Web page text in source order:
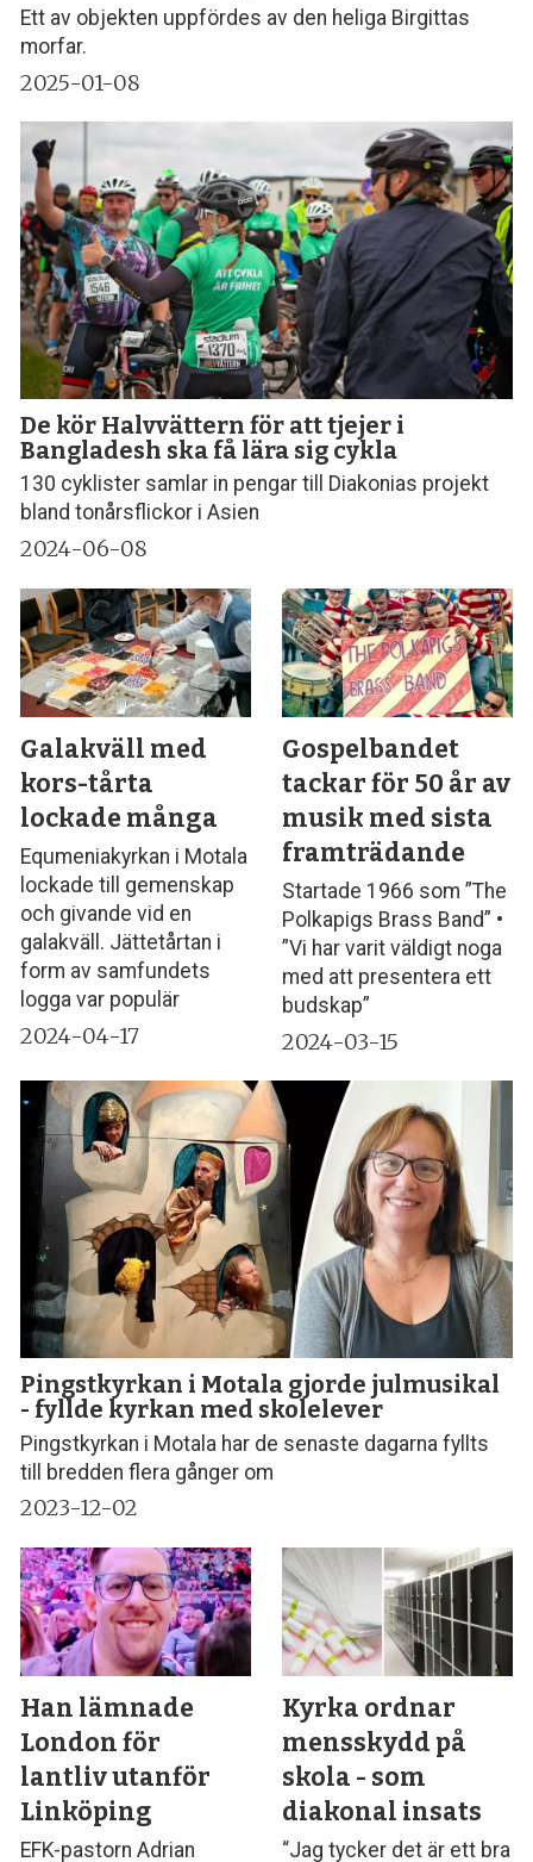
Ett av objekten uppfördes av den heliga Birgittas
morfar.
2025-01-08
De kör Halvvättern för att tjejer i
Bangladesh ska få lära sig cykla
130 cyklister samlar in pengar till Diakonias projekt
bland tonårsflickor i Asien
2024-06-08
Galakväll med
kors-tårta
lockade många
Equmeniakyrkan i Motala
lockade till gemenskap
och givande vid en
galakväll. Jättetårtan i
form av samfundets
logga var populär
2024-04-17
Gospelbandet
tackar för 50 år av
musik med sista
framträdande
Startade 1966 som ”The
Polkapigs Brass Band” •
”Vi har varit väldigt noga
med att presentera ett
budskap”
2024-03-15
Pingstkyrkan i Motala gjorde julmusikal
- fyllde kyrkan med skolelever
Pingstkyrkan i Motala har de senaste dagarna fyllts
till bredden flera gånger om
2023-12-02
Han lämnade
London för
lantliv utanför
Linköping
EFK-pastorn Adrian
Kyrka ordnar
mensskydd på
skola - som
diakonal insats
“Jag tycker det är ett bra